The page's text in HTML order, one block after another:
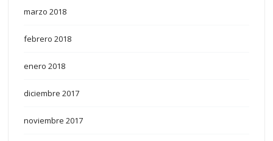
marzo 2018
febrero 2018
enero 2018
diciembre 2017
noviembre 2017